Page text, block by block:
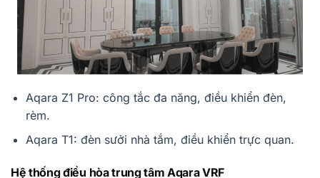
Aqara Z1 Pro: công tắc đa năng, điều khiển đèn,
rèm.
Aqara T1: đèn sưởi nhà tắm, điều khiển trực quan.
Hệ thống điều hòa trung tâm Aqara VRF